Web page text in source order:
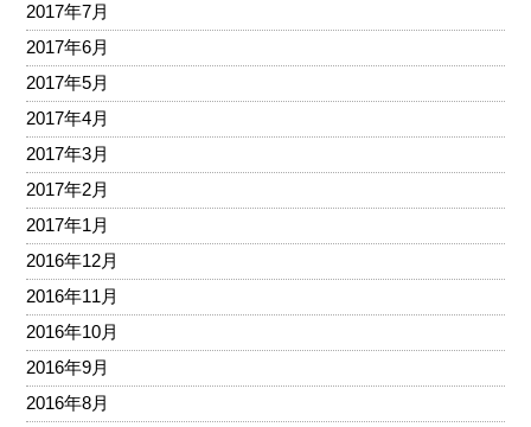
2017年7月
2017年6月
2017年5月
2017年4月
2017年3月
2017年2月
2017年1月
2016年12月
2016年11月
2016年10月
2016年9月
2016年8月